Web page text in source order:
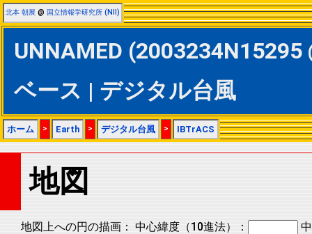
北本 朝展 @ 国立情報学研究所 (NII)
UNNAMED
ベース | デジタル台風
ホーム > Earth > デジタル台風 > IBTrACS
地図
地図上への円の描画： 中心緯度（10進法）：